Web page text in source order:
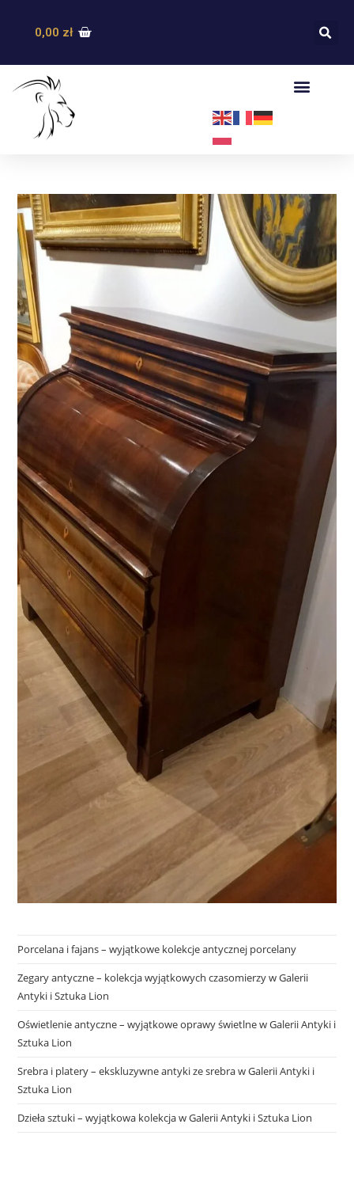
0,00 zł
Porcelana i fajans – wyjątkowe kolekcje antycznej porcelany
Zegary antyczne – kolekcja wyjątkowych czasomierzy w Galerii
Antyki i Sztuka Lion
Oświetlenie antyczne – wyjątkowe oprawy świetlne w Galerii Antyki i
Sztuka Lion
Srebra i platery – ekskluzywne antyki ze srebra w Galerii Antyki i
Sztuka Lion
Dzieła sztuki – wyjątkowa kolekcja w Galerii Antyki i Sztuka Lion